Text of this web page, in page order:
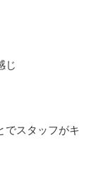
じ
でスタッフがキ